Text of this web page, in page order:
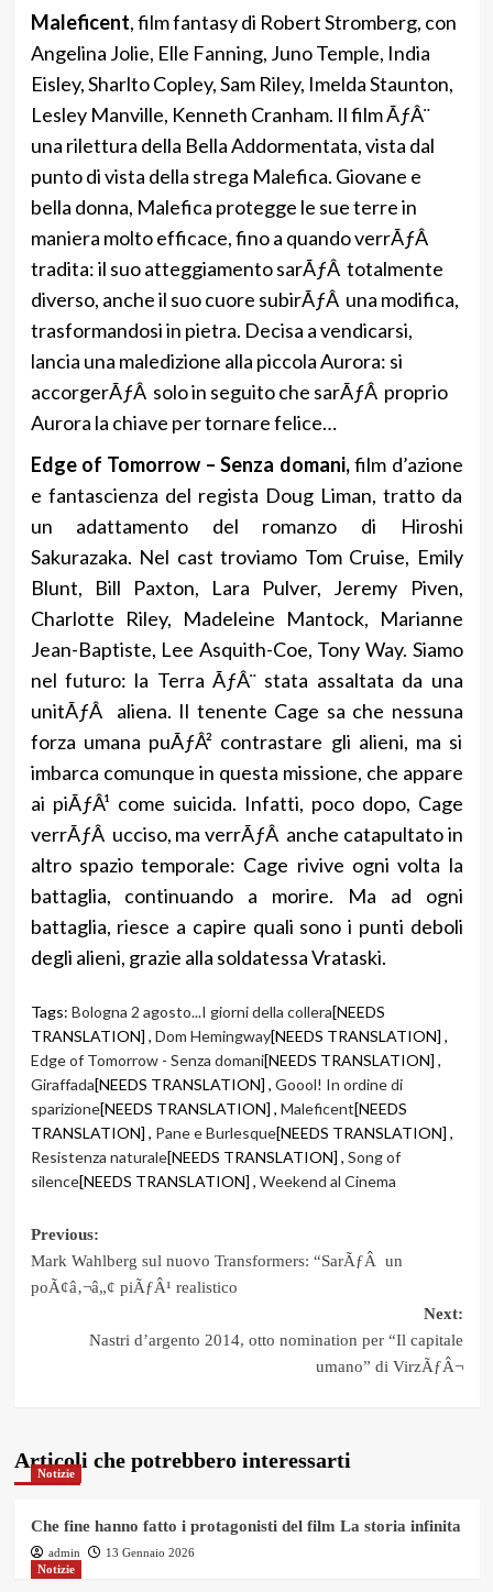
Maleficent, film fantasy di Robert Stromberg, con
Angelina Jolie, Elle Fanning, Juno Temple, India
Eisley, Sharlto Copley, Sam Riley, Imelda Staunton,
Lesley Manville, Kenneth Cranham. Il film ÃƒÂ¨
una rilettura della Bella Addormentata, vista dal
punto di vista della strega Malefica. Giovane e
bella donna, Malefica protegge le sue terre in
maniera molto efficace, fino a quando verrÃƒÂ
tradita: il suo atteggiamento sarÃƒÂ totalmente
diverso, anche il suo cuore subirÃƒÂ una modifica,
trasformandosi in pietra. Decisa a vendicarsi,
lancia una maledizione alla piccola Aurora: si
accorgerÃƒÂ solo in seguito che sarÃƒÂ proprio
Aurora la chiave per tornare felice…
Edge of Tomorrow – Senza domani,film d’azione
e fantascienza del regista Doug Liman, tratto da
un adattamento del romanzo di Hiroshi
Sakurazaka. Nel cast troviamo Tom Cruise, Emily
Blunt, Bill Paxton, Lara Pulver, Jeremy Piven,
Charlotte Riley, Madeleine Mantock, Marianne
Jean-Baptiste, Lee Asquith-Coe, Tony Way. Siamo
nel futuro: la Terra ÃƒÂ¨ stata assaltata da una
unitÃƒÂ aliena. Il tenente Cage sa che nessuna
forza umana puÃƒÂ² contrastare gli alieni, ma si
imbarca comunque in questa missione, che appare
ai piÃƒÂ¹ come suicida. Infatti, poco dopo, Cage
verrÃƒÂ ucciso, ma verrÃƒÂ anche catapultato in
altro spazio temporale: Cage rivive ogni volta la
battaglia, continuando a morire. Ma ad ogni
battaglia, riesce a capire quali sono i punti deboli
degli alieni, grazie alla soldatessa Vrataski.
Tags: Bologna 2 agosto...I giorni della collera[NEEDS
TRANSLATION] , Dom Hemingway[NEEDS TRANSLATION] ,
Edge of Tomorrow - Senza domani[NEEDS TRANSLATION] ,
Giraffada[NEEDS TRANSLATION] , Goool! In ordine di
sparizione[NEEDS TRANSLATION] , Maleficent[NEEDS
TRANSLATION] , Pane e Burlesque[NEEDS TRANSLATION] ,
Resistenza naturale[NEEDS TRANSLATION] , Song of
silence[NEEDS TRANSLATION] , Weekend al Cinema
Post
navigation
Previous:
Mark Wahlberg sul nuovo Transformers: “SarÃƒÂ un
poÃ¢â‚¬â„¢ piÃƒÂ¹ realistico
Next:
Nastri d’argento 2014, otto nomination per “Il capitale
umano” di VirzÃƒÂ¬
Articoli che potrebbero interessarti
Notizie
Che fine hanno fatto i protagonisti del film La storia infinita
admin
13 Gennaio 2026
Notizie